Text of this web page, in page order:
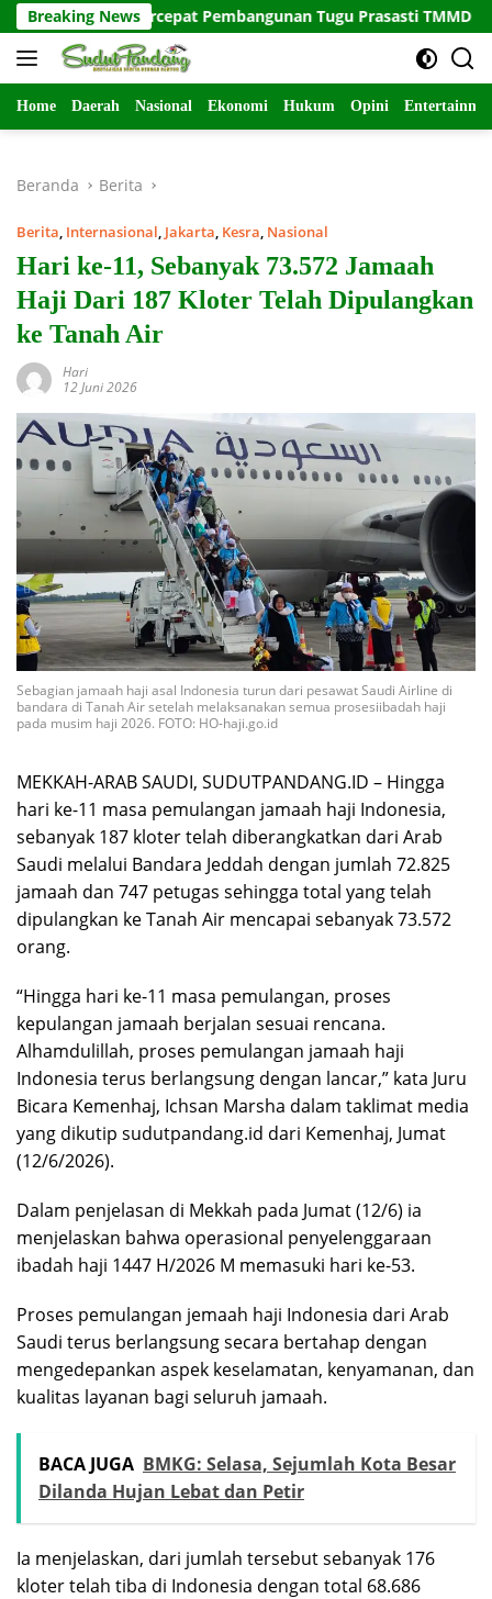
Langsung
ke
konten
Breaking News
Percepat Pembangunan Tugu Prasasti TMMD ke-129
Home Daerah Nasional Ekonomi Hukum Opini
Beranda Berita
Berita, Internasional, Jakarta, Kesra, Nasional
Hari ke-11, Sebanyak 73.572 Jamaah
Haji Dari 187 Kloter Telah Dipulangkan
ke Tanah Air
Hari
12 Juni 2026
Sebagian jamaah haji asal Indonesia turun dari pesawat Saudi Airline di
bandara di Tanah Air setelah melaksanakan semua prosesiibadah haji
pada musim haji 2026. FOTO: HO-haji.go.id
MEKKAH-ARAB SAUDI, SUDUTPANDANG.ID – Hingga
hari ke-11 masa pemulangan jamaah haji Indonesia,
sebanyak 187 kloter telah diberangkatkan dari Arab
Saudi melalui Bandara Jeddah dengan jumlah 72.825
jamaah dan 747 petugas sehingga total yang telah
dipulangkan ke Tanah Air mencapai sebanyak 73.572
orang.
“Hingga hari ke-11 masa pemulangan, proses
kepulangan jamaah berjalan sesuai rencana.
Alhamdulillah, proses pemulangan jamaah haji
Indonesia terus berlangsung dengan lancar,” kata Juru
Bicara Kemenhaj, Ichsan Marsha dalam taklimat media
yang dikutip sudutpandang.id dari Kemenhaj, Jumat
(12/6/2026).
Dalam penjelasan di Mekkah pada Jumat (12/6) ia
menjelaskan bahwa operasional penyelenggaraan
ibadah haji 1447 H/2026 M memasuki hari ke-53.
Proses pemulangan jemaah haji Indonesia dari Arab
Saudi terus berlangsung secara bertahap dengan
mengedepankan aspek keselamatan, kenyamanan, dan
kualitas layanan bagi seluruh jamaah.
BACA JUGA BMKG: Selasa, Sejumlah Kota Besar
Dilanda Hujan Lebat dan Petir
Ia menjelaskan, dari jumlah tersebut sebanyak 176
kloter telah tiba di Indonesia dengan total 68.686